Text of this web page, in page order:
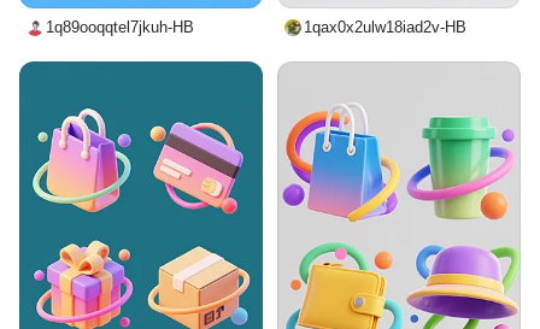
1qax0x2ulw18iad2v-HB
1q89ooqqtel7jkuh-HB